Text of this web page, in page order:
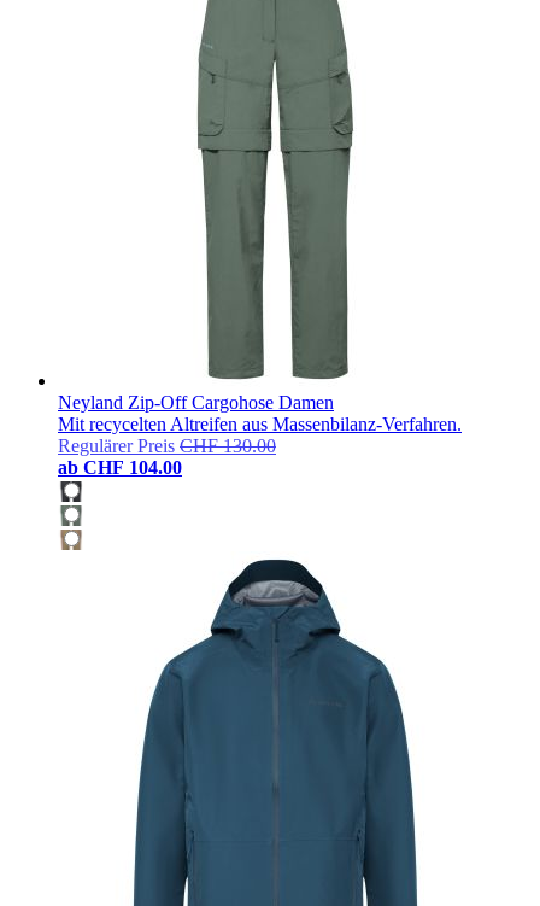
Neyland Zip-Off Cargohose Damen
Mit recycelten Altreifen aus Massenbilanz-Verfahren.
Regulärer Preis CHF 130.00
ab CHF 104.00